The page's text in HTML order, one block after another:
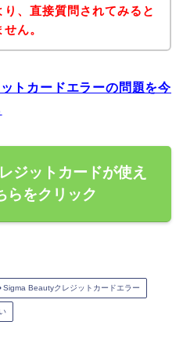
、直接質問されてみると
ん。
トカードエラーの問題を今
ジットカードが使え
らをクリック
Sigma Beautyクレジットカードエラー